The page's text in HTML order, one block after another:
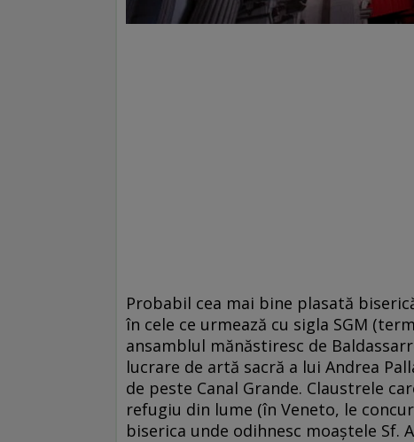
Probabil cea mai bine plasată
în cele ce urmează cu sigla SGM
ansamblul mănăstiresc de
lucrare de artă sacră a lui Andrea
de peste Canal Grande. Claustrele
refugiu din lume (în Veneto, le
biserica unde odihnesc moaştele Sf.